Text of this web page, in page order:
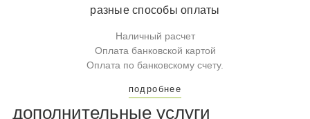
разные способы оплаты
Наличный расчет
Оплата банковской картой
Оплата по банковскому счету.
подробнее
дополнительные услуги